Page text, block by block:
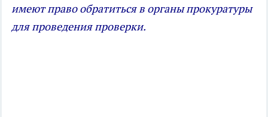
имеют право обратиться в органы прокуратуры
для проведения проверки.